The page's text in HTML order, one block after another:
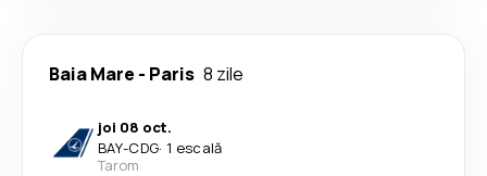
Baia Mare - Paris 8 zile
joi 08 oct.
BAY-CDG· 1 escală
Tarom